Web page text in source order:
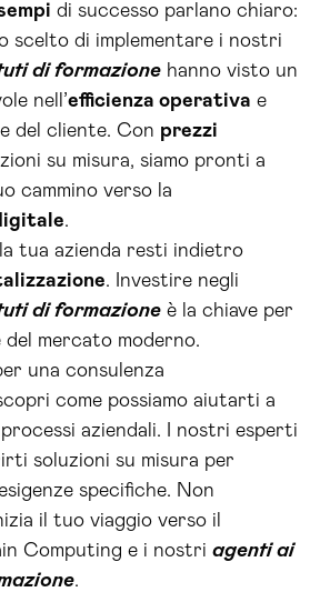
di successo parlano chiaro:
scelto di implementare i nostri
di formazione hanno visto un
nell’efficienza operativa e
del cliente. Con prezzi
su misura, siamo pronti a
cammino verso la
.
tua azienda resti indietro
. Investire negli
di formazione è la chiave per
mercato moderno.
una consulenza
come possiamo aiutarti a
aziendali. I nostri esperti
soluzioni su misura per
specifiche. Non
il tuo viaggio verso il
Computing e i nostri agenti ai
.